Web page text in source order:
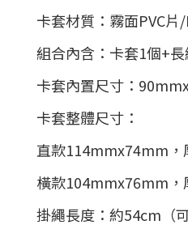
卡套材質：霧面PVC
組合內含：卡套1個+長
卡套內置尺寸：
卡套整體尺寸：
直款114mmx74mm，
橫款104mmx76mm
掛繩長度：約54cm （